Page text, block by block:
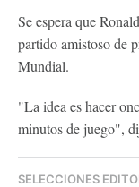
Se espera que
partido amistoso de
Mundial.
"La idea es hacer
minutos de juego",
SELECCIONES